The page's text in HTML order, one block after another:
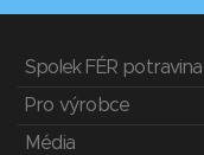
Spolek FÉR potravina
Pro výrobce
Média